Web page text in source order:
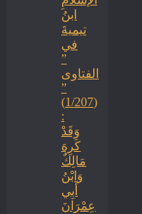
ابنُ
تيميةَ
في
”
الفتاوى
”
(1/207)
:
وَقَدْ
كَرِهَ
مَالِكٌ
وَابْنُ
أَبِي
عِمْرَانَ